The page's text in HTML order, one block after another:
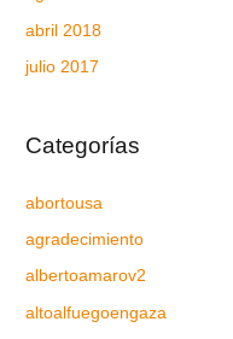
abril 2018
julio 2017
Categorías
abortousa
agradecimiento
albertoamarov2
altoalfuegoengaza